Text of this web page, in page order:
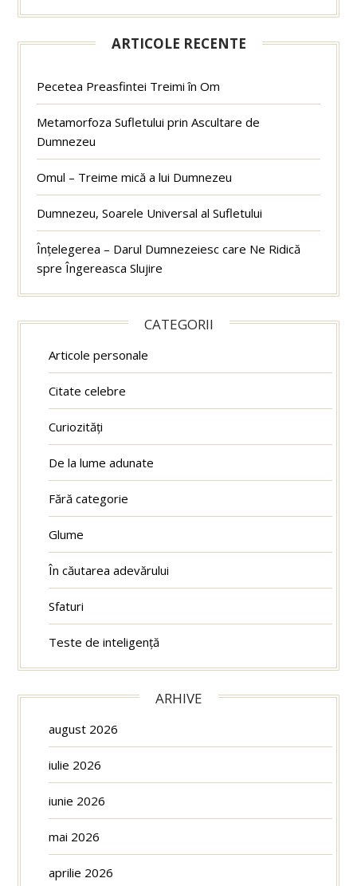
ARTICOLE RECENTE
Pecetea Preasfintei Treimi în Om
Metamorfoza Sufletului prin Ascultare de
Dumnezeu
Omul – Treime mică a lui Dumnezeu
Dumnezeu, Soarele Universal al Sufletului
Înțelegerea – Darul Dumnezeiesc care Ne Ridică
spre Îngereasca Slujire
CATEGORII
Articole personale
Citate celebre
Curiozități
De la lume adunate
Fără categorie
Glume
În căutarea adevărului
Sfaturi
Teste de inteligență
ARHIVE
august 2026
iulie 2026
iunie 2026
mai 2026
aprilie 2026